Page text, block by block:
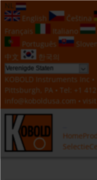
NL
English
Čeština
Français
Italiano
Português
中文
한국의
KOBOLD Instruments Inc •
Pittsburgh, PA • Tel:
+1
info@koboldusa.com • visit
Home
Selectie